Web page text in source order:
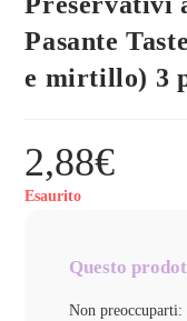
Pasante
e mirtillo) 3
2,88€
Esaurito
Questo
Non